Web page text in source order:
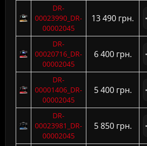
DR-
00023990_DR-
00002045
13 490 грн.
DR-
00020716_DR-
00002045
6 400 грн.
DR-
00001406_DR-
00002045
5 400 грн.
DR-
00023981_DR-
00002045
5 850 грн.